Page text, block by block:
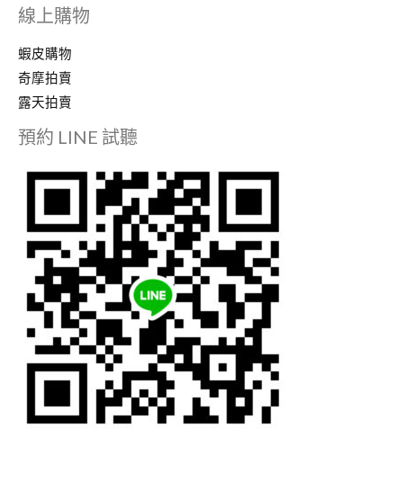
線上購物
蝦皮購物
奇摩拍賣
露天拍賣
預約 LINE 試聽